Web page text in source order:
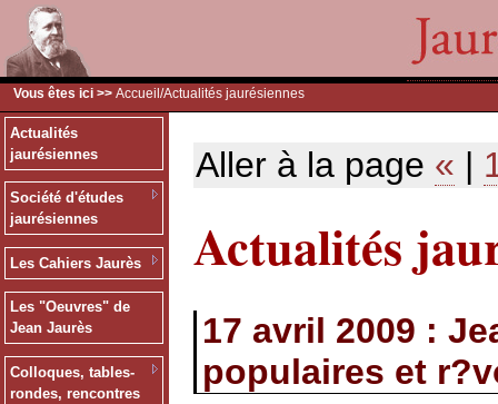
Vous êtes ici >> Accueil /Actualités jaurésiennes
Actualités
jaurésiennes
Société d'études
jaurésiennes
Les Cahiers Jaurès
Les "Oeuvres" de
Jean Jaurès
Colloques, tables-
rondes, rencontres
Aller à la page « |
Actualités
17 avril 2009 :
populaires et